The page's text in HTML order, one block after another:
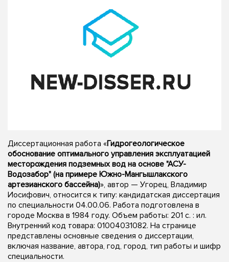
Диссертационная работа «Гидрогеологическое
обоснование оптимального управления эксплуатацией
месторождения подземных вод на основе "АСУ-
Водозабор" (на примере Южно-Мангышлакского
артезианского бассейна)», автор — Угорец, Владимир
Иосифович, относится к типу: кандидатская диссертация
по специальности 04.00.06. Работа подготовлена в
городе Москва в 1984 году. Объем работы: 201 c. : ил.
Внутренний код товара: 01004031082. На странице
представлены основные сведения о диссертации,
включая название, автора, год, город, тип работы и шифр
специальности.